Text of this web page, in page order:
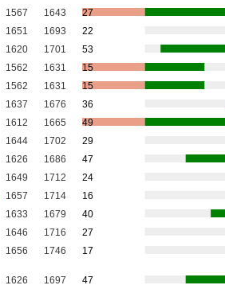
1567 1643
27
1651 1693
22
1620 1701
53
1562 1631
15
1562 1631
15
1637 1676
36
1612 1665
49
1644 1702
29
1626 1686
47
1649 1712
24
1657 1714
16
1633 1679
40
1646 1716
27
1656 1746 17
1626 1697
47